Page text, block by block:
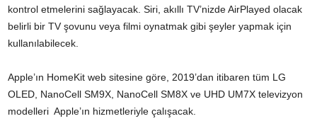
kontrol etmelerini sağlayacak. Siri, akıllı TV’nizde AirPlayed olacak
belirli bir TV şovunu veya filmi oynatmak gibi şeyler yapmak için
kullanılabilecek.
Apple’ın HomeKit web sitesine göre, 2019’dan itibaren tüm LG
OLED, NanoCell SM9X, NanoCell SM8X ve UHD UM7X televizyon
modelleri Apple’ın hizmetleriyle çalışacak.